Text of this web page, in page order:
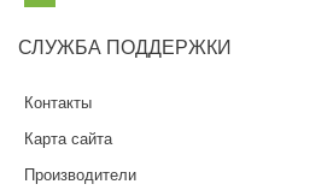
СЛУЖБА ПОДДЕРЖКИ
Контакты
Карта сайта
Производители